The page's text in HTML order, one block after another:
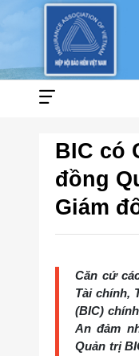
BIC có
đồng
Giám
Căn cứ
Tài chính,
(BIC)
An đảm
Quản trị